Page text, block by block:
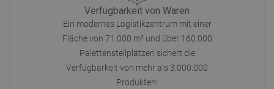
Verfügbarkeit von Waren
Ein modernes Logistikzentrum mit einer
Fläche von 71.000 m² und über 160.000
Palettenstellplätzen sichert die
Verfügbarkeit von mehr als 3.000.000
Produkten!